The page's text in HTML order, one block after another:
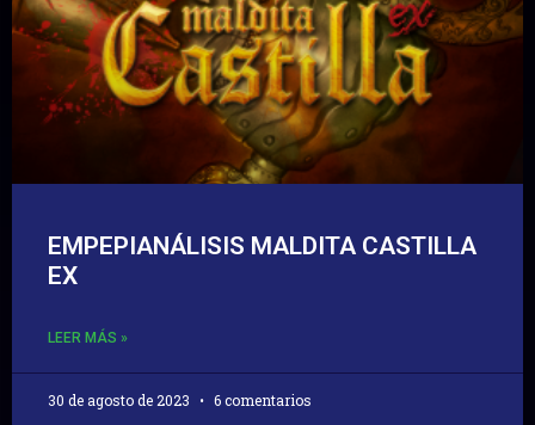
EMPEPIANÁLISIS MALDITA CASTILLA
EX
LEER MÁS »
30 de agosto de 2023 6 comentarios